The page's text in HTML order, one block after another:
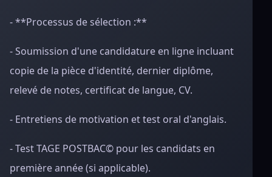
- **Processus de sélection :**
- Soumission d'une candidature en ligne incluant
copie de la pièce d'identité, dernier diplôme,
relevé de notes, certificat de langue, CV.
- Entretiens de motivation et test oral d'anglais.
- Test TAGE POSTBAC© pour les candidats en
première année (si applicable).